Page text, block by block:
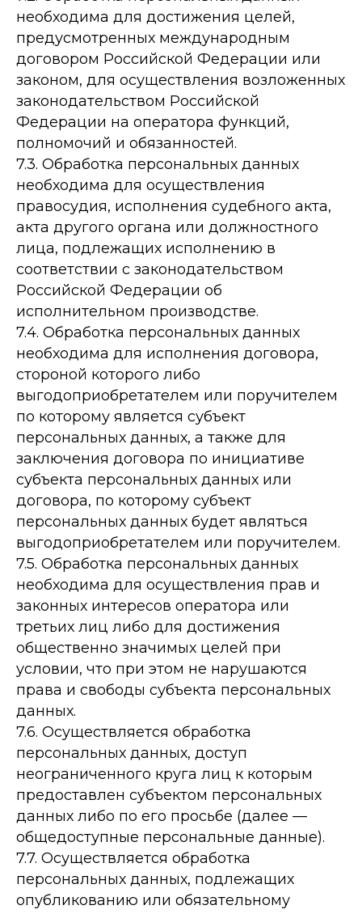
необходима для достижения целей,
предусмотренных международным
договором Российской Федерации или
законом, для осуществления возложенных
законодательством Российской
Федерации на оператора функций,
полномочий и обязанностей.
7.3. Обработка персональных данных
необходима для осуществления
правосудия, исполнения судебного акта,
акта другого органа или должностного
лица, подлежащих исполнению в
соответствии с законодательством
Российской Федерации об
исполнительном производстве.
7.4. Обработка персональных данных
необходима для исполнения договора,
стороной которого либо
выгодоприобретателем или поручителем
по которому является субъект
персональных данных, а также для
заключения договора по инициативе
субъекта персональных данных или
договора, по которому субъект
персональных данных будет являться
выгодоприобретателем или поручителем.
7.5. Обработка персональных данных
необходима для осуществления прав и
законных интересов оператора или
третьих лиц либо для достижения
общественно значимых целей при
условии, что при этом не нарушаются
права и свободы субъекта персональных
данных.
7.6. Осуществляется обработка
персональных данных, доступ
неограниченного круга лиц к которым
предоставлен субъектом персональных
данных либо по его просьбе (далее —
общедоступные персональные данные).
7.7. Осуществляется обработка
персональных данных, подлежащих
опубликованию или обязательному